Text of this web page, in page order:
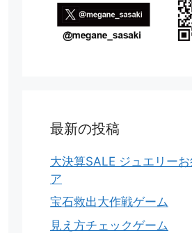
最新の投稿
大決算SALE ジュエリーお
ア
宝石救出大作戦ゲーム
見え方チェックゲーム